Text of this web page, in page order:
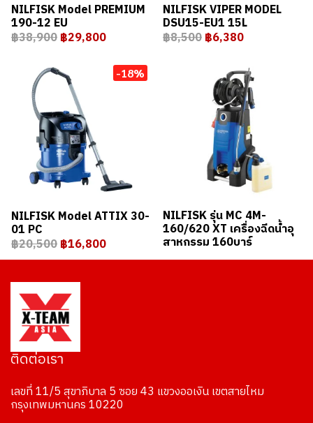
NILFISK Model PREMIUM
190-12 EU
฿38,900฿29,800
NILFISK VIPER MODEL
DSU15-EU1 15L
฿8,500฿6,380
-18%
NILFISK Model ATTIX 30-
01 PC
฿20,500฿16,800
NILFISK รุ่น MC 4M-
160/620 XT เครื่องฉีดน้ำอุ
สาหกรรม 160บาร์
ติดต่อเรา
เลขที่ 11/5 สุขาภิบาล 5 ซอย 43 แขวงออเงิน เขตสายไหม
กรุงเทพมหานคร 10220